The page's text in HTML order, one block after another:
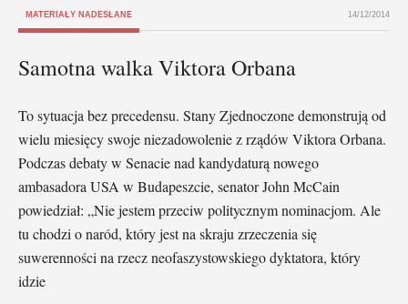
MATERIAŁY NADESŁANE 14/12/2014
Samotna walka Viktora Orbana
To sytuacja bez precedensu. Stany Zjednoczone demonstrują od
wielu miesięcy swoje niezadowolenie z rządów Viktora Orbana.
Podczas debaty w Senacie nad kandydaturą nowego
ambasadora USA w Budapeszcie, senator John McCain
powiedział: „Nie jestem przeciw politycznym nominacjom. Ale
tu chodzi o naród, który jest na skraju zrzeczenia się
suwerenności na rzecz neofaszystowskiego dyktatora, który
idzie